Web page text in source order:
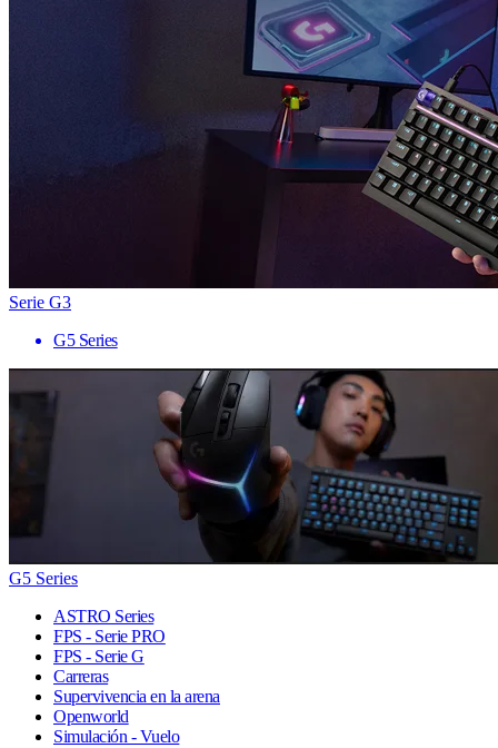
Serie G3
G5 Series
G5 Series
ASTRO Series
FPS - Serie PRO
FPS - Serie G
Carreras
Supervivencia en la arena
Openworld
Simulación - Vuelo